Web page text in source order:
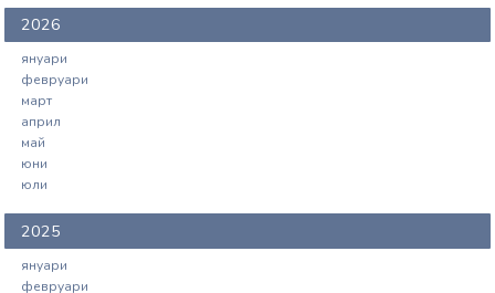
2026
януари
февруари
март
април
май
юни
юли
2025
януари
февруари